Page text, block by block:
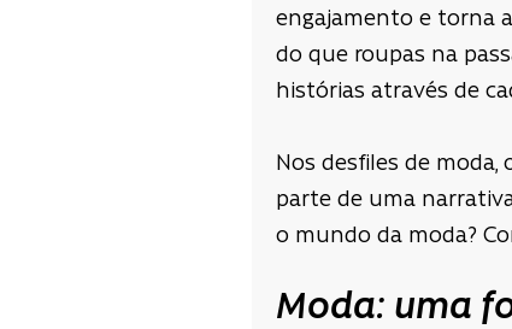
engajamento e torna
do que roupas na
histórias através de
Nos desfiles de moda,
parte de uma
o mundo da moda?
Moda: uma